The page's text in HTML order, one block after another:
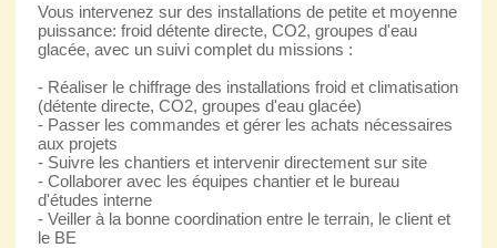
Vous intervenez sur des installations de petite et moyenne
puissance: froid détente directe, CO2, groupes d'eau
glacée, avec un suivi complet du missions :
- Réaliser le chiffrage des installations froid et climatisation
(détente directe, CO2, groupes d'eau glacée)
- Passer les commandes et gérer les achats nécessaires
aux projets
- Suivre les chantiers et intervenir directement sur site
- Collaborer avec les équipes chantier et le bureau
d'études interne
- Veiller à la bonne coordination entre le terrain, le client et
le BE